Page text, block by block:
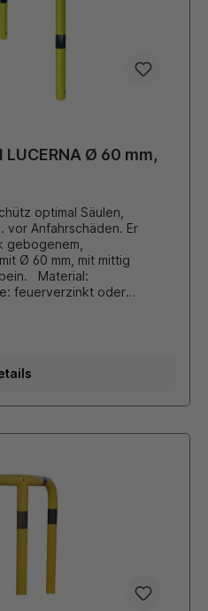
Ø 60 mm,
optimal Säulen,
gebogenem,
Ø 60 mm, mit mittig
feuerverzinkt oder
600 mm für
mit 3 Fußplatten 150x100